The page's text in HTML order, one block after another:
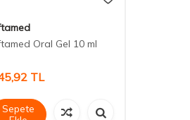
Oral Gel 10 ml
TL
Sepete